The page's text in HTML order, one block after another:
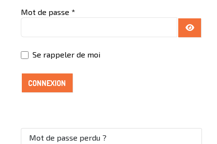
Mot de passe *
Se rappeler de moi
CONNEXION
Mot de passe perdu ?